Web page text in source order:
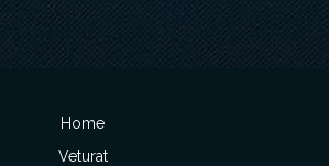
Home
Veturat